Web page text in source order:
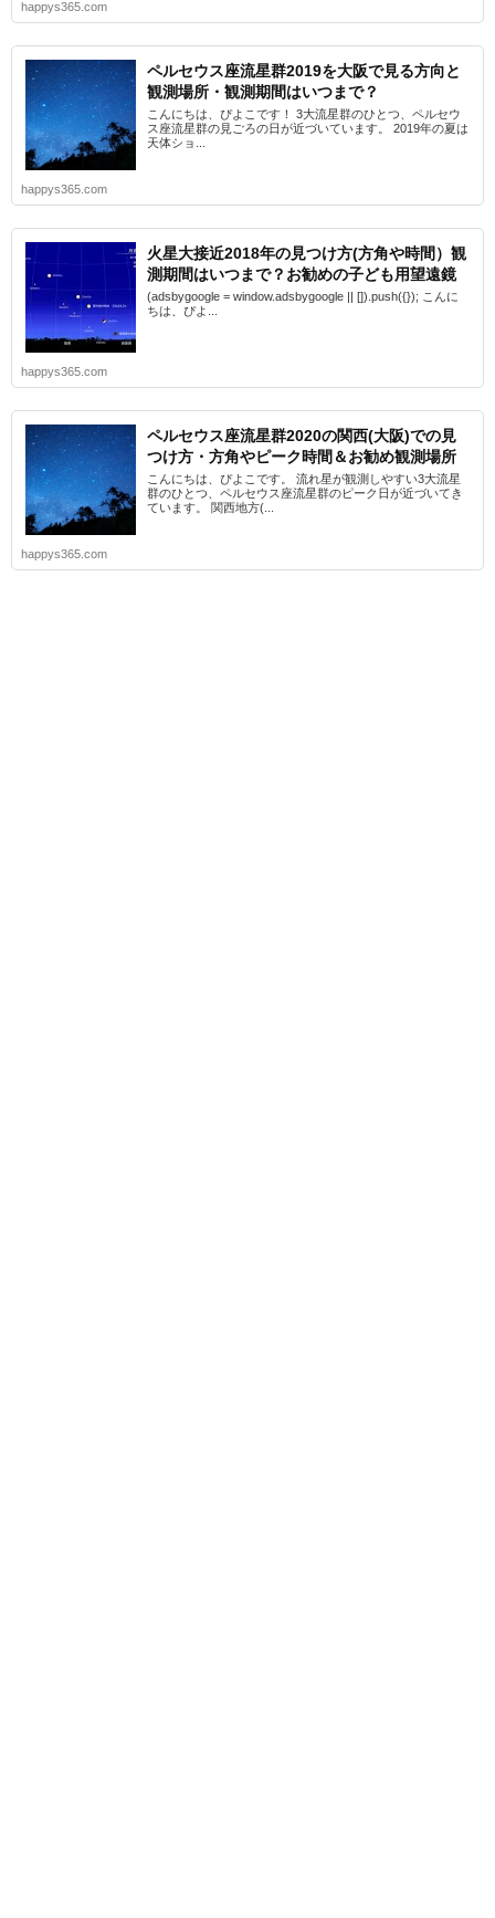
happys365.com
ペルセウス座流星群2019を大阪で見る方向と
観測場所・観測期間はいつまで？
こんにちは、ぴよこです！ 3大流星群のひとつ、ペルセウ
ス座流星群の見ごろの日が近づいています。 2019年の夏は
天体ショ...
happys365.com
火星大接近2018年の見つけ方(方角や時間）観
測期間はいつまで？お勧めの子ども用望遠鏡
(adsbygoogle = window.adsbygoogle || []).push({}); こんに
ちは、ぴよ...
happys365.com
ペルセウス座流星群2020の関西(大阪)での見
つけ方・方角やピーク時間＆お勧め観測場所
こんにちは、ぴよこです。 流れ星が観測しやすい3大流星
群のひとつ、ペルセウス座流星群のピーク日が近づいてき
ています。 関西地方(...
happys365.com